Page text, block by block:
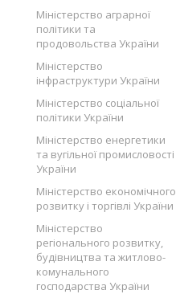
Міністерство аграрної
політики та
продовольства України
Міністерство
інфраструктури України
Міністерство соціальної
політики України
Міністерство енергетики
та вугільної промисловості
України
Міністерство економічного
розвитку і торгівлі України
Міністерство
регіонального розвитку,
будівництва та житлово-
комунального
господарства України